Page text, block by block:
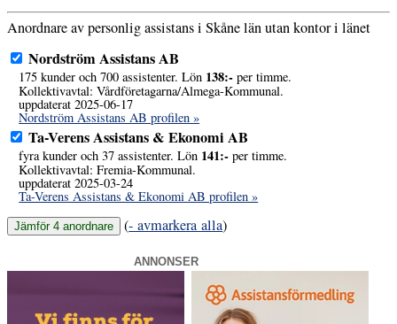
Anordnare av personlig assistans i Skåne län utan kontor i länet
Nordström Assistans AB
175 kunder och 700 assistenter. Lön 138:- per timme.
Kollektivavtal: Vårdföretagarna/Almega-Kommunal.
uppdaterat 2025-06-17
Nordström Assistans AB profilen »
Ta-Verens Assistans & Ekonomi AB
fyra kunder och 37 assistenter. Lön 141:- per timme.
Kollektivavtal: Fremia-Kommunal.
uppdaterat 2025-03-24
Ta-Verens Assistans & Ekonomi AB profilen »
(- avmarkera alla)
ANNONSER